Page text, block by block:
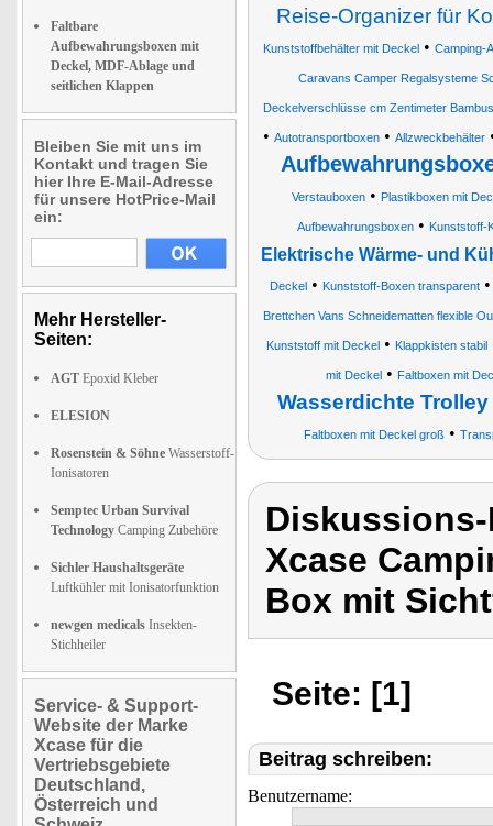
Faltbare
Aufbewahrungsboxen mit
Deckel, MDF-Ablage und
seitlichen Klappen
Bleiben Sie mit uns im
Kontakt und tragen Sie
hier Ihre E-Mail-Adresse
für unsere HotPrice-Mail
ein:
Mehr Hersteller-
Seiten:
AGT Epoxid Kleber
ELESION
Rosenstein & Söhne Wasserstoff-
Ionisatoren
Semptec Urban Survival
Technology Camping Zubehöre
Sichler Haushaltsgeräte
Luftkühler mit Ionisatorfunktion
newgen medicals Insekten-
Stichheiler
Service- & Support-
Website der Marke
Xcase für die
Vertriebsgebiete
Deutschland,
Österreich und
Reise-Organizer für
Kunststoffbehälter mit Deckel• Camping-
Caravans Camper Regalsysteme
Deckelverschlüsse cm Zentimeter
• Autotransportboxen • Allzweckbehälter
Verstauboxen • Plastikboxen mit
Aufbewahrungsboxen• Kunststoff-
Elektrische Wärme- und
Deckel• Kunststoff-Boxen transparent
Brettchen Vans Schneidematten flexible
Kunststoff mit Deckel• Klappkisten stabil
mit Deckel• Faltboxen mit
Wasserdichte
Faltboxen mit Deckel groß •
Xcase
Box mit
Seite: [1]
Beitrag schreiben:
Benutzername: